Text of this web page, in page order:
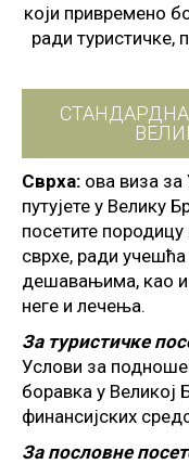
који привремено
ради туристичке,
Сврха: ова виза
путујете у Велику
посетите
сврхе, ради
дешавањима, као и
неге и лечења.
За туристичке
Услови за
боравка у Великој
финансијских
За пословне